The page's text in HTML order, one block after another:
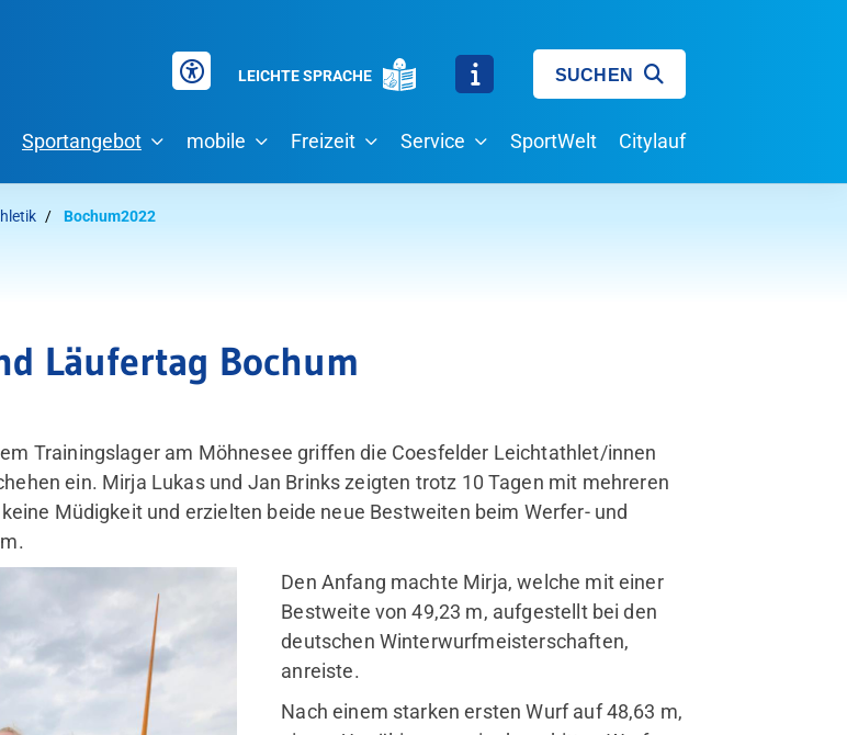
LEICHTE SPRACHE SUCHEN
Sportangebot mobile Freizeit Service SportWelt Citylauf
Bochum2022
Läufertag Bochum
Trainingslager am Möhnesee griffen die Coesfelder Leichtathlet/innen
ein. Mirja Lukas und Jan Brinks zeigten trotz 10 Tagen mit mehreren
Müdigkeit und erzielten beide neue Bestweiten beim Werfer- und
Den Anfang machte Mirja, welche mit einer
Bestweite von 49,23 m, aufgestellt bei den
deutschen Winterwurfmeisterschaften,
anreiste.
Nach einem starken ersten Wurf auf 48,63 m,
über die